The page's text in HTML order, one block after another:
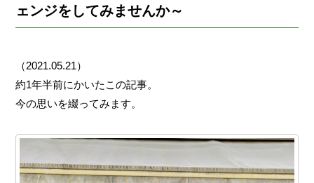
ェンジをしてみませんか～
（2021.05.21）
約1年半前にかいたこの記事。
今の思いを綴ってみます。